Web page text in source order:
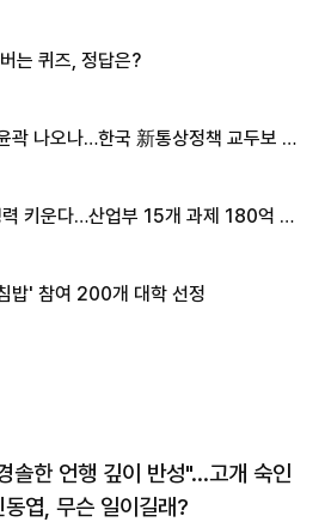
는 퀴즈, 정답은?
곽 나오나…한국 新통상정책 교두보 활
키운다…산업부 15개 과제 180억 지
밥' 참여 200개 대학 선정
솔한 언행 깊이 반성"…고개 숙인
동엽, 무슨 일이길래?